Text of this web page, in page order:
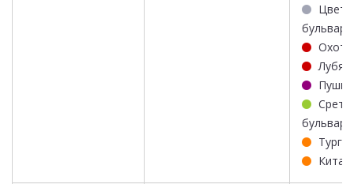
бульвар
бульвар